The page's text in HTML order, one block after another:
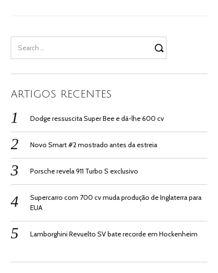
for:
ARTIGOS RECENTES
Dodge ressuscita Super Bee e dá-lhe 600 cv
Novo Smart #2 mostrado antes da estreia
Porsche revela 911 Turbo S exclusivo
Supercarro com 700 cv muda produção de Inglaterra para
EUA
Lamborghini Revuelto SV bate recorde em Hockenheim